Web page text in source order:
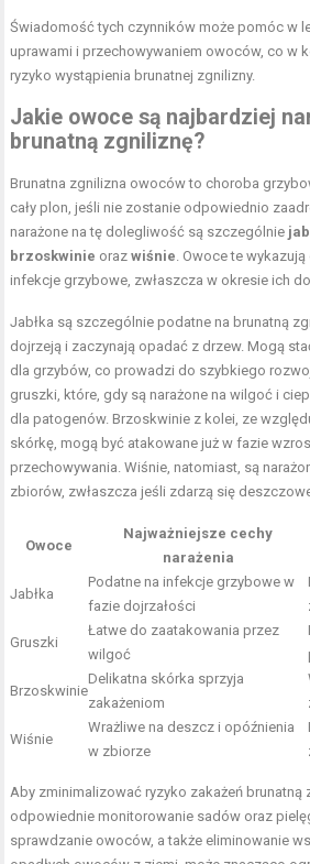
Świadomość tych czynników może pomóc w
uprawami i przechowywaniem owoców, co w
ryzyko wystąpienia brunatnej zgnilizny.
Jakie owoce są najbardziej
brunatną zgniliznę?
Brunatna zgnilizna owoców to choroba
cały plon, jeśli nie zostanie odpowiednio
narażone na tę dolegliwość są szczególnie
brzoskwinie orazwiśnie. Owoce te
infekcje grzybowe, zwłaszcza w okresie ich
Jabłka są szczególnie podatne na brunatną
dojrzeją i zaczynają opadać z drzew. Mogą
dla grzybów, co prowadzi do szybkiego
gruszki, które, gdy są narażone na wilgoć i
dla patogenów. Brzoskwinie z kolei, ze
skórkę, mogą być atakowane już w fazie
przechowywania. Wiśnie, natomiast, są
zbiorów, zwłaszcza jeśli zdarzą się
Owoce
Najważniejsze cechy
narażenia
Jabłka
Podatne na infekcje grzybowe w
fazie dojrzałości
Gruszki
Łatwe do zaatakowania przez
wilgoć
Brzoskwinie
Delikatna skórka sprzyja
zakażeniom
Wiśnie
Wrażliwe na deszcz i opóźnienia
w zbiorze
Aby zminimalizować ryzyko zakażeń brunatną
odpowiednie monitorowanie sadów oraz
sprawdzanie owoców, a także eliminowanie